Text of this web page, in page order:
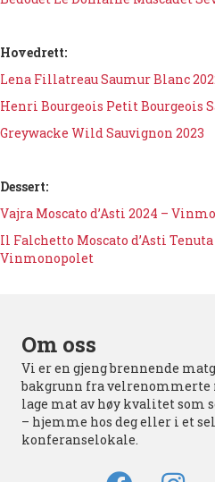
Hovedrett:
Lena Fillatreau Saumur Blanc
Henri Bourgeois Petit Bourgeois
Greywacke Wild Sauvignon 2023
Dessert:
Vajra Moscato d’Asti 2024 –
Il Falchetto Moscato d’Asti
Vinmonopolet
Om oss
Vi er en gjeng brennende
bakgrunn fra velrenommerte
lage mat av høy kvalitet som
– hjemme hos deg eller i et
konferanselokale.